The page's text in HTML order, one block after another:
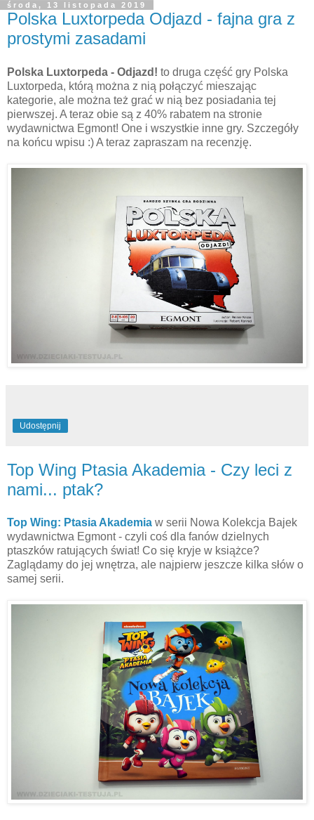
środa, 13 listopada 2019
Polska Luxtorpeda Odjazd - fajna gra z
prostymi zasadami
Polska Luxtorpeda - Odjazd! to druga część gry Polska
Luxtorpeda, którą można z nią połączyć mieszając
kategorie, ale można też grać w nią bez posiadania tej
pierwszej. A teraz obie są z 40% rabatem na stronie
wydawnictwa Egmont! One i wszystkie inne gry. Szczegóły
na końcu wpisu :) A teraz zapraszam na recenzję.
Udostępnij
Top Wing Ptasia Akademia - Czy leci z
nami... ptak?
Top Wing: Ptasia Akademia w serii Nowa Kolekcja Bajek
wydawnictwa Egmont - czyli coś dla fanów dzielnych
ptaszków ratujących świat! Co się kryje w książce?
Zaglądamy do jej wnętrza, ale najpierw jeszcze kilka słów o
samej serii.